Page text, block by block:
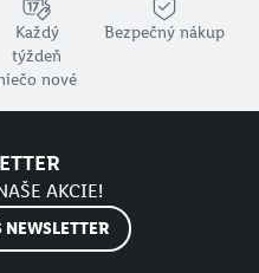
Každý
týždeň
nové
Bezpečný nákup
AKCIE!